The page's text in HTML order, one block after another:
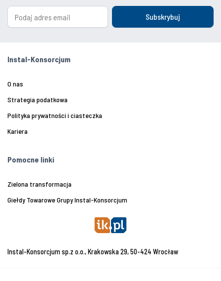
Subskrybuj
Instal-Konsorcjum
O nas
Strategia podatkowa
Polityka prywatności i ciasteczka
Kariera
Pomocne linki
Zielona transformacja
Giełdy Towarowe Grupy Instal-Konsorcjum
Instal-Konsorcjum sp.z o.o., Krakowska 29, 50-424 Wrocław